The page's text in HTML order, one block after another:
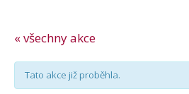
« všechny akce
Tato akce již proběhla.